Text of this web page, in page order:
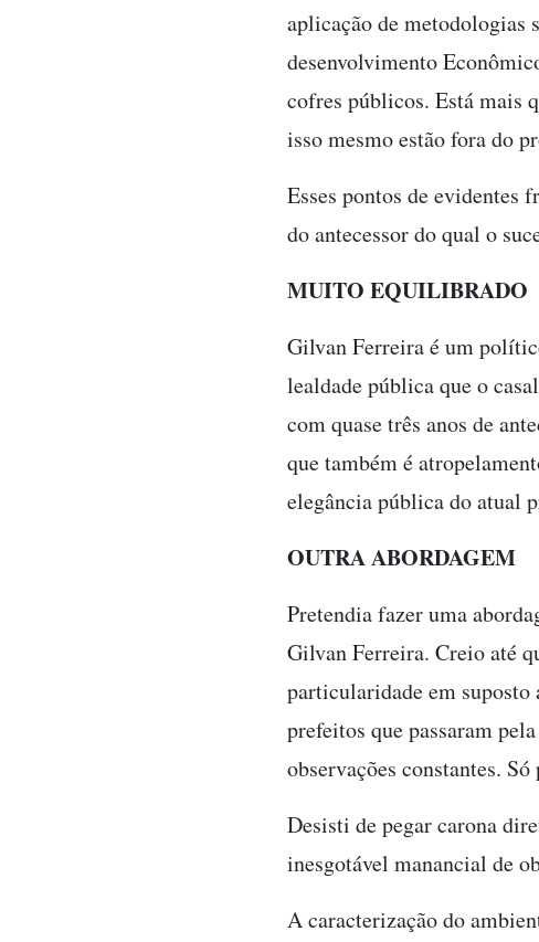
aplicação de metodologias
desenvolvimento
cofres públicos. Está mais
isso mesmo estão fora do
Esses pontos de evidentes
do antecessor do qual o
MUITO EQUILIBRADO
Gilvan Ferreira é um
lealdade pública que o
com quase três anos de
que também é
elegância pública do atual
OUTRA ABORDAGEM
Pretendia fazer uma
Gilvan Ferreira. Creio até
particularidade em suposto
prefeitos que passaram
observações constantes.
Desisti de pegar carona
inesgotável manancial de
A caracterização do